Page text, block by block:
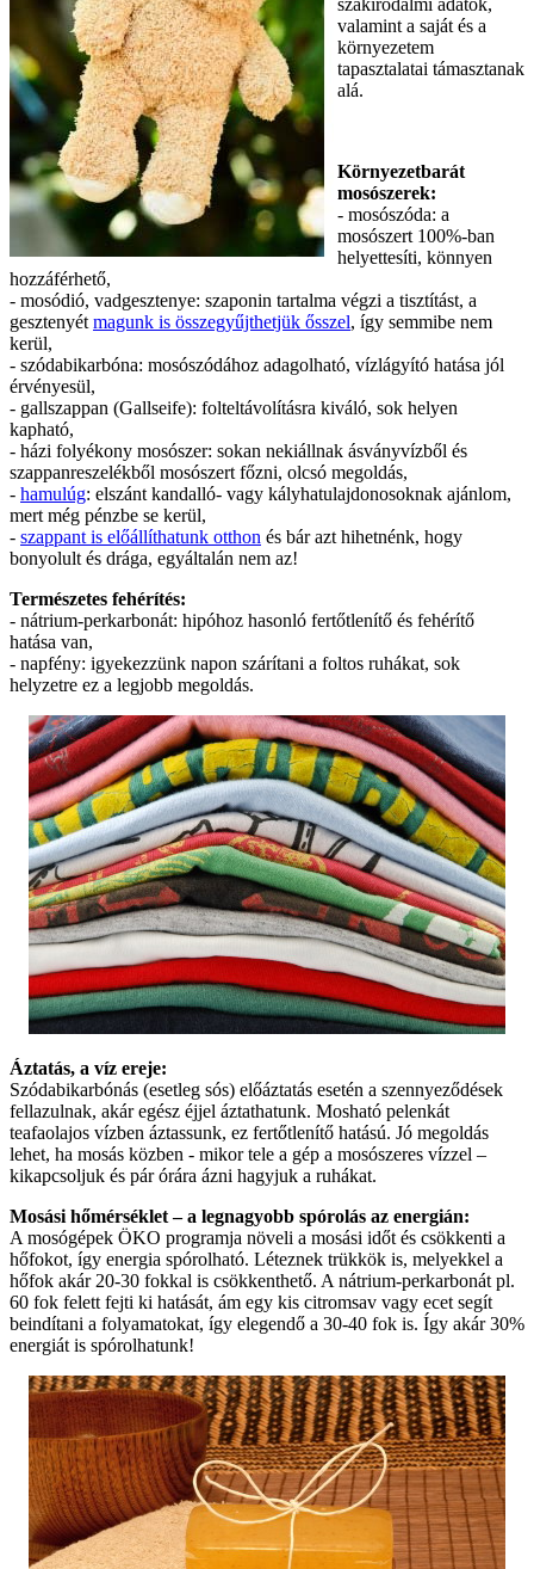
valamint a saját és a
környezetem
tapasztalatai támasztanak
alá.
Környezetbarát
mosószerek:
- mosószóda: a
mosószert 100%-ban
helyettesíti, könnyen
hozzáférhető,
- mosódió, vadgesztenye: szaponin tartalma végzi a tisztítást, a
gesztenyét magunk is összegyűjthetjük ősszel, így semmibe nem
kerül,
- szódabikarbóna: mosószódához adagolható, vízlágyító hatása jól
érvényesül,
- gallszappan (Gallseife): folteltávolításra kiváló, sok helyen
kapható,
- házi folyékony mosószer: sokan nekiállnak ásványvízből és
szappanreszelékből mosószert főzni, olcsó megoldás,
- hamulúg: elszánt kandalló- vagy kályhatulajdonosoknak ajánlom,
mert még pénzbe se kerül,
- szappant is előállíthatunk otthon és bár azt hihetnénk, hogy
bonyolult és drága, egyáltalán nem az!
Természetes fehérítés:
- nátrium-perkarbonát: hipóhoz hasonló fertőtlenítő és fehérítő
hatása van,
- napfény: igyekezzünk napon szárítani a foltos ruhákat, sok
helyzetre ez a legjobb megoldás.
Áztatás, a víz ereje:
Szódabikarbónás (esetleg sós) előáztatás esetén a szennyeződések
fellazulnak, akár egész éjjel áztathatunk. Mosható pelenkát
teafaolajos vízben áztassunk, ez fertőtlenítő hatású. Jó megoldás
lehet, ha mosás közben - mikor tele a gép a mosószeres vízzel –
kikapcsoljuk és pár órára ázni hagyjuk a ruhákat.
Mosási hőmérséklet – a legnagyobb spórolás az energián:
A mosógépek ÖKO programja növeli a mosási időt és csökkenti a
hőfokot, így energia spórolható. Léteznek trükkök is, melyekkel a
hőfok akár 20-30 fokkal is csökkenthető. A nátrium-perkarbonát pl.
60 fok felett fejti ki hatását, ám egy kis citromsav vagy ecet segít
beindítani a folyamatokat, így elegendő a 30-40 fok is. Így akár 30%
energiát is spórolhatunk!